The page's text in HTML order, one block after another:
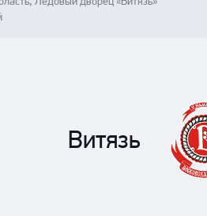
Торпедо
Динамо М
Приложение
Витязь